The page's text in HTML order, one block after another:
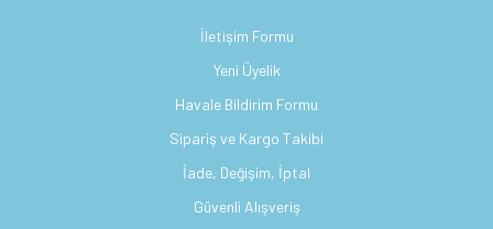
İletişim Formu
Yeni Üyelik
Havale Bildirim Formu
Sipariş ve Kargo Takibi
İade, Değişim, İptal
Güvenli Alışveriş